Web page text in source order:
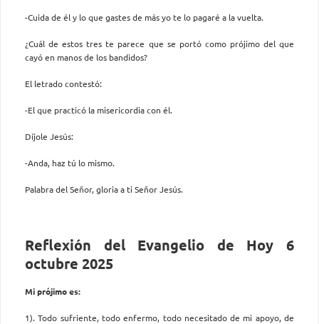
-Cuida de él y lo que gastes de más yo te lo pagaré a la vuelta.
¿Cuál de estos tres te parece que se portó como prójimo del que
cayó en manos de los bandidos?
El letrado contestó:
-El que practicó la misericordia con él.
Díjole Jesús:
-Anda, haz tú lo mismo.
Palabra del Señor, gloria a ti Señor Jesús.
Reflexión del Evangelio de Hoy 6
octubre 2025
Mi prójimo es:
1). Todo sufriente, todo enfermo, todo necesitado de mi apoyo, de